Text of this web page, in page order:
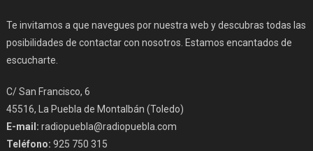
Te invitamos a que navegues por nuestra web y descubras todas las
posibilidades de contactar con nosotros. Estamos encantados de
escucharte.
C/ San Francisco, 6
45516, La Puebla de Montalbán (Toledo)
E-mail: radiopuebla@radiopuebla.com
Teléfono: 925 750 315